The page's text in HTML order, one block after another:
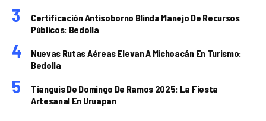
Certificación Antisoborno Blinda Manejo De Recursos
Públicos: Bedolla
Nuevas Rutas Aéreas Elevan A Michoacán En Turismo:
Bedolla
Tianguis De Domingo De Ramos 2025: La Fiesta
Artesanal En Uruapan